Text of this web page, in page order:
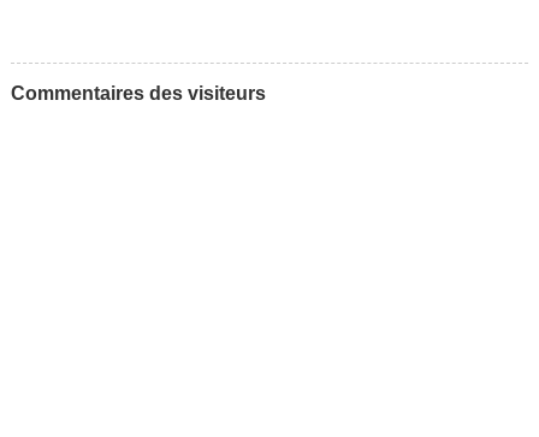
Commentaires des visiteurs